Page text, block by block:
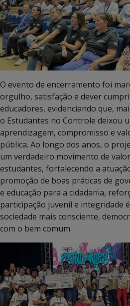
O evento de encerramento foi
orgulho, satisfação e dever
educadores, evidenciando que,
o Estudantes no Controle deixou
aprendizagem, compromisso e
pública. Ao longo dos anos, o
um verdadeiro movimento de
estudantes, fortalecendo a
promoção de boas práticas de
e educação para a cidadania,
participação juvenil e integridade
sociedade mais consciente,
com o bem comum.